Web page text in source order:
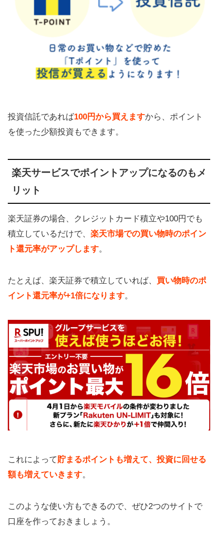
投資信託であれば100円から買えますから、ポイント
を使った少額投資もできます。
楽天サービスでポイントアップになるのもメ
リット
楽天証券の場合、クレジットカード積立や100円でも
積立しているだけで、 楽天市場での買い物時のポイン
ト還元率がアップします。
たとえば、楽天証券で積立していれば、 買い物時のポ
イント還元率が+1倍になります。
これによって貯まるポイントも増えて、投資に回せる
額も増えていきます。
このような使い方もできるので、ぜひ2つのサイトで
口座を作っておきましょう。